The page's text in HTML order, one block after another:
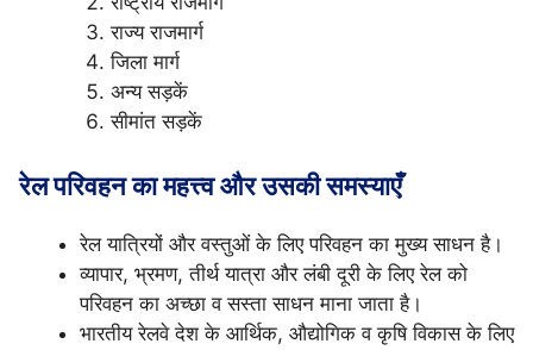
राज्य राजमार्ग
जिला मार्ग
अन्य सड़कें
सीमांत सड़कें
रेल परिवहन का महत्त्व और उसकी समस्याएँ
रेल यात्रियों और वस्तुओं के लिए परिवहन का मुख्य साधन है।
व्यापार, भ्रमण, तीर्थ यात्रा और लंबी दूरी के लिए रेल को
परिवहन का अच्छा व सस्ता साधन माना जाता है।
भारतीय रेलवे देश के आर्थिक, औद्योगिक व कृषि विकास के लिए